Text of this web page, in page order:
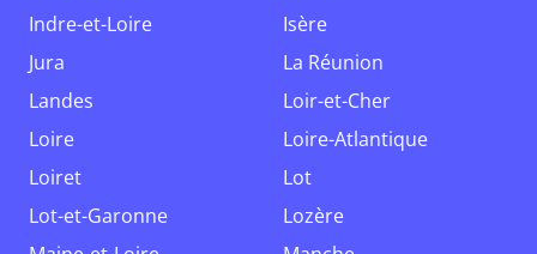
Indre-et-Loire
Isère
Jura
La Réunion
Landes
Loir-et-Cher
Loire
Loire-Atlantique
Loiret
Lot
Lot-et-Garonne
Lozère